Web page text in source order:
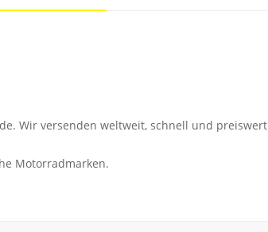
Wir versenden weltweit, schnell und preiswert
Motorradmarken.